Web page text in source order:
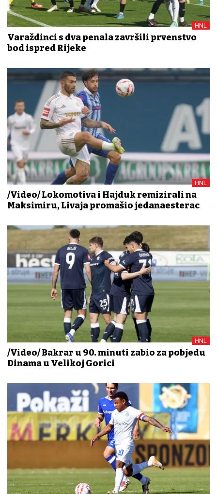
HNL
Varaždinci s dva penala završili prvenstvo
bod ispred Rijeke
HNL
/Video/ Lokomotiva i Hajduk remizirali na
Maksimiru, Livaja promašio jedanaesterac
HNL
/Video/ Bakrar u 90. minuti zabio za pobjedu
Dinama u Velikoj Gorici